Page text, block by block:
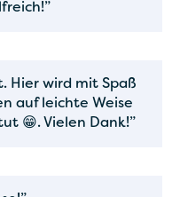
Hier wird mit Spaß
auf leichte Weise
😁. Vielen Dank!”